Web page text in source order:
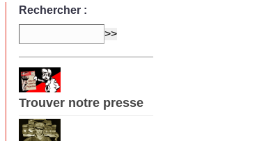
Rechercher :
Trouver notre presse